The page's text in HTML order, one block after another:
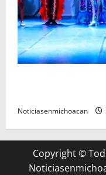
Noticiasenmichoacan
Copyright ©